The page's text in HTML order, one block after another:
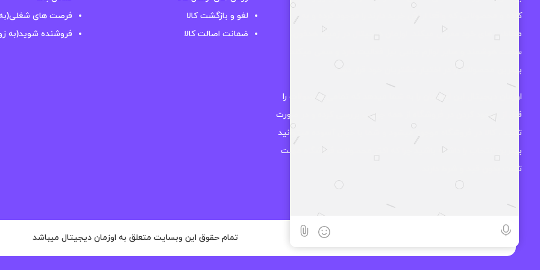
کرده و محصولاتی که واقعا ارزش خرید دارند را موجود کرده و به
مخاطب های خود معرفی میکند. اوزمان دیجیتال در زمینه هدفون،
ساعت هوشمند و سایر لوازم جانبی نیز فعالیت دارد و سعی میکند
بهترین محصولات را در اختیار مشتریان خود قرار دهد.
اوزمان دیجیتال این اطمینان را به شما میدهد که تمامی محصولات را
قبل از موجود کردن در فروشگاه از همه جوانب بررسی کرده و در صورت
تایید ، کالا در فروشگاه موجود میشود و شما با خیال آسوده میتوانید
بهترین انتخاب را داشته باشید چرا که اکثر محصولات فروشگاه مهلت
تست بدون قید و شرط دارند.
لغو و بازگشت کالا
ضمانت اصالت کالا
فرصت های
فروشنده شوید(به
تمام حقوق این وبسایت متعلق به اوزمان دیجیتال میباشد